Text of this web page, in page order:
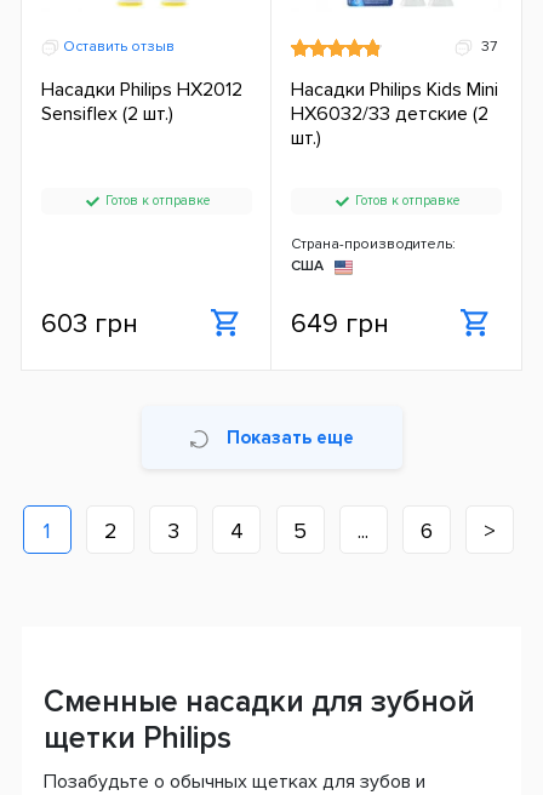
Оставить отзыв
Насадки Philips HX2012
Sensiflex (2 шт.)
Готов к отправке
603 грн
37
Насадки Philips Kids Mini
HX6032/33 детские (2
шт.)
Готов к отправке
Страна-производитель:
США
649 грн
Показать еще
1 2 3 4 5 ... 6 >
Сменные насадки для зубной
щетки Philips
Позабудьте о обычных щетках для зубов и